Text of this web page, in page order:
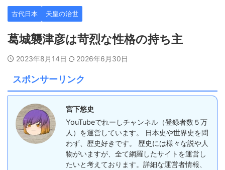
古代日本 天皇の治世
葛城襲津彦は苛烈な性格の持ち主
2023年8月14日 2026年6月30日
スポンサーリンク
宮下悠史
YouTubeでれーしチャンネル（登録者数５万
人）を運営しています。 日本史や世界史を問
わず、歴史好きです。 歴史には様々な説や人
物がいますが、全て網羅したサイトを運営し
たいと考えております。詳細な運営者情報、